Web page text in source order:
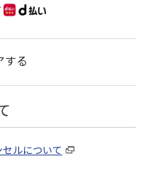
する
ルについて